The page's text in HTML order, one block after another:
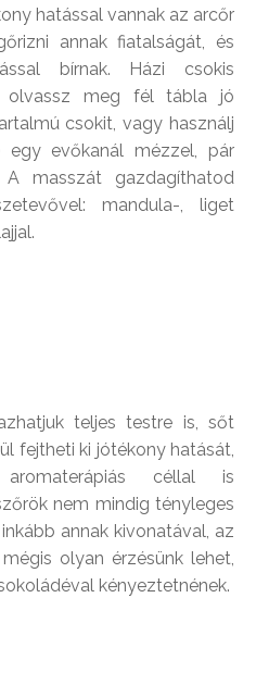
hatással vannak az arcőr
annak fiatalságát, és
bírnak. Házi csokis
olvassz meg fél tábla jó
csokit, vagy használj
egy evőkanál mézzel, pár
masszát gazdagíthatod
mandula-, liget
teljes testre is, sőt
fejtheti ki jótékony hatását,
céllal is
nem mindig tényleges
annak kivonatával, az
olyan érzésünk lehet,
kényeztetnének.